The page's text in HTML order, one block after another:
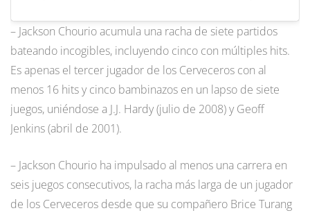
– Jackson Chourio acumula una racha de siete partidos
bateando incogibles, incluyendo cinco con múltiples hits.
Es apenas el tercer jugador de los Cerveceros con al
menos 16 hits y cinco bambinazos en un lapso de siete
juegos, uniéndose a J.J. Hardy (julio de 2008) y Geoff
Jenkins (abril de 2001).
– Jackson Chourio ha impulsado al menos una carrera en
seis juegos consecutivos, la racha más larga de un jugador
de los Cerveceros desde que su compañero Brice Turang